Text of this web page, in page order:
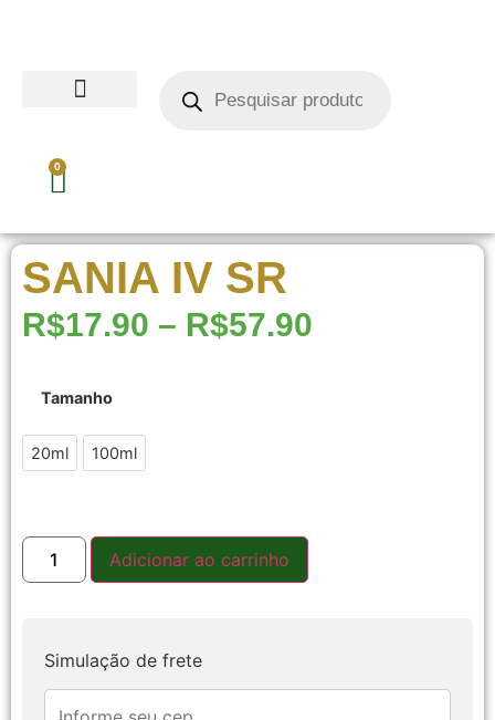
0
SANIA IV SR
R$17.90 – R$57.90
Tamanho
20ml
20ml 100ml
Adicionar ao carrinho
Simulação de frete